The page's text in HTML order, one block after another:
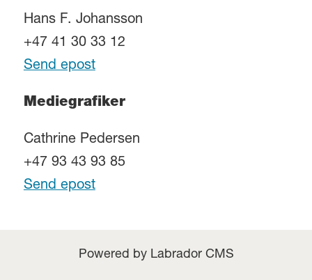
Hans F. Johansson
+47 41 30 33 12
Send epost
Mediegrafiker
Cathrine Pedersen
+47 93 43 93 85
Send epost
Powered by Labrador CMS